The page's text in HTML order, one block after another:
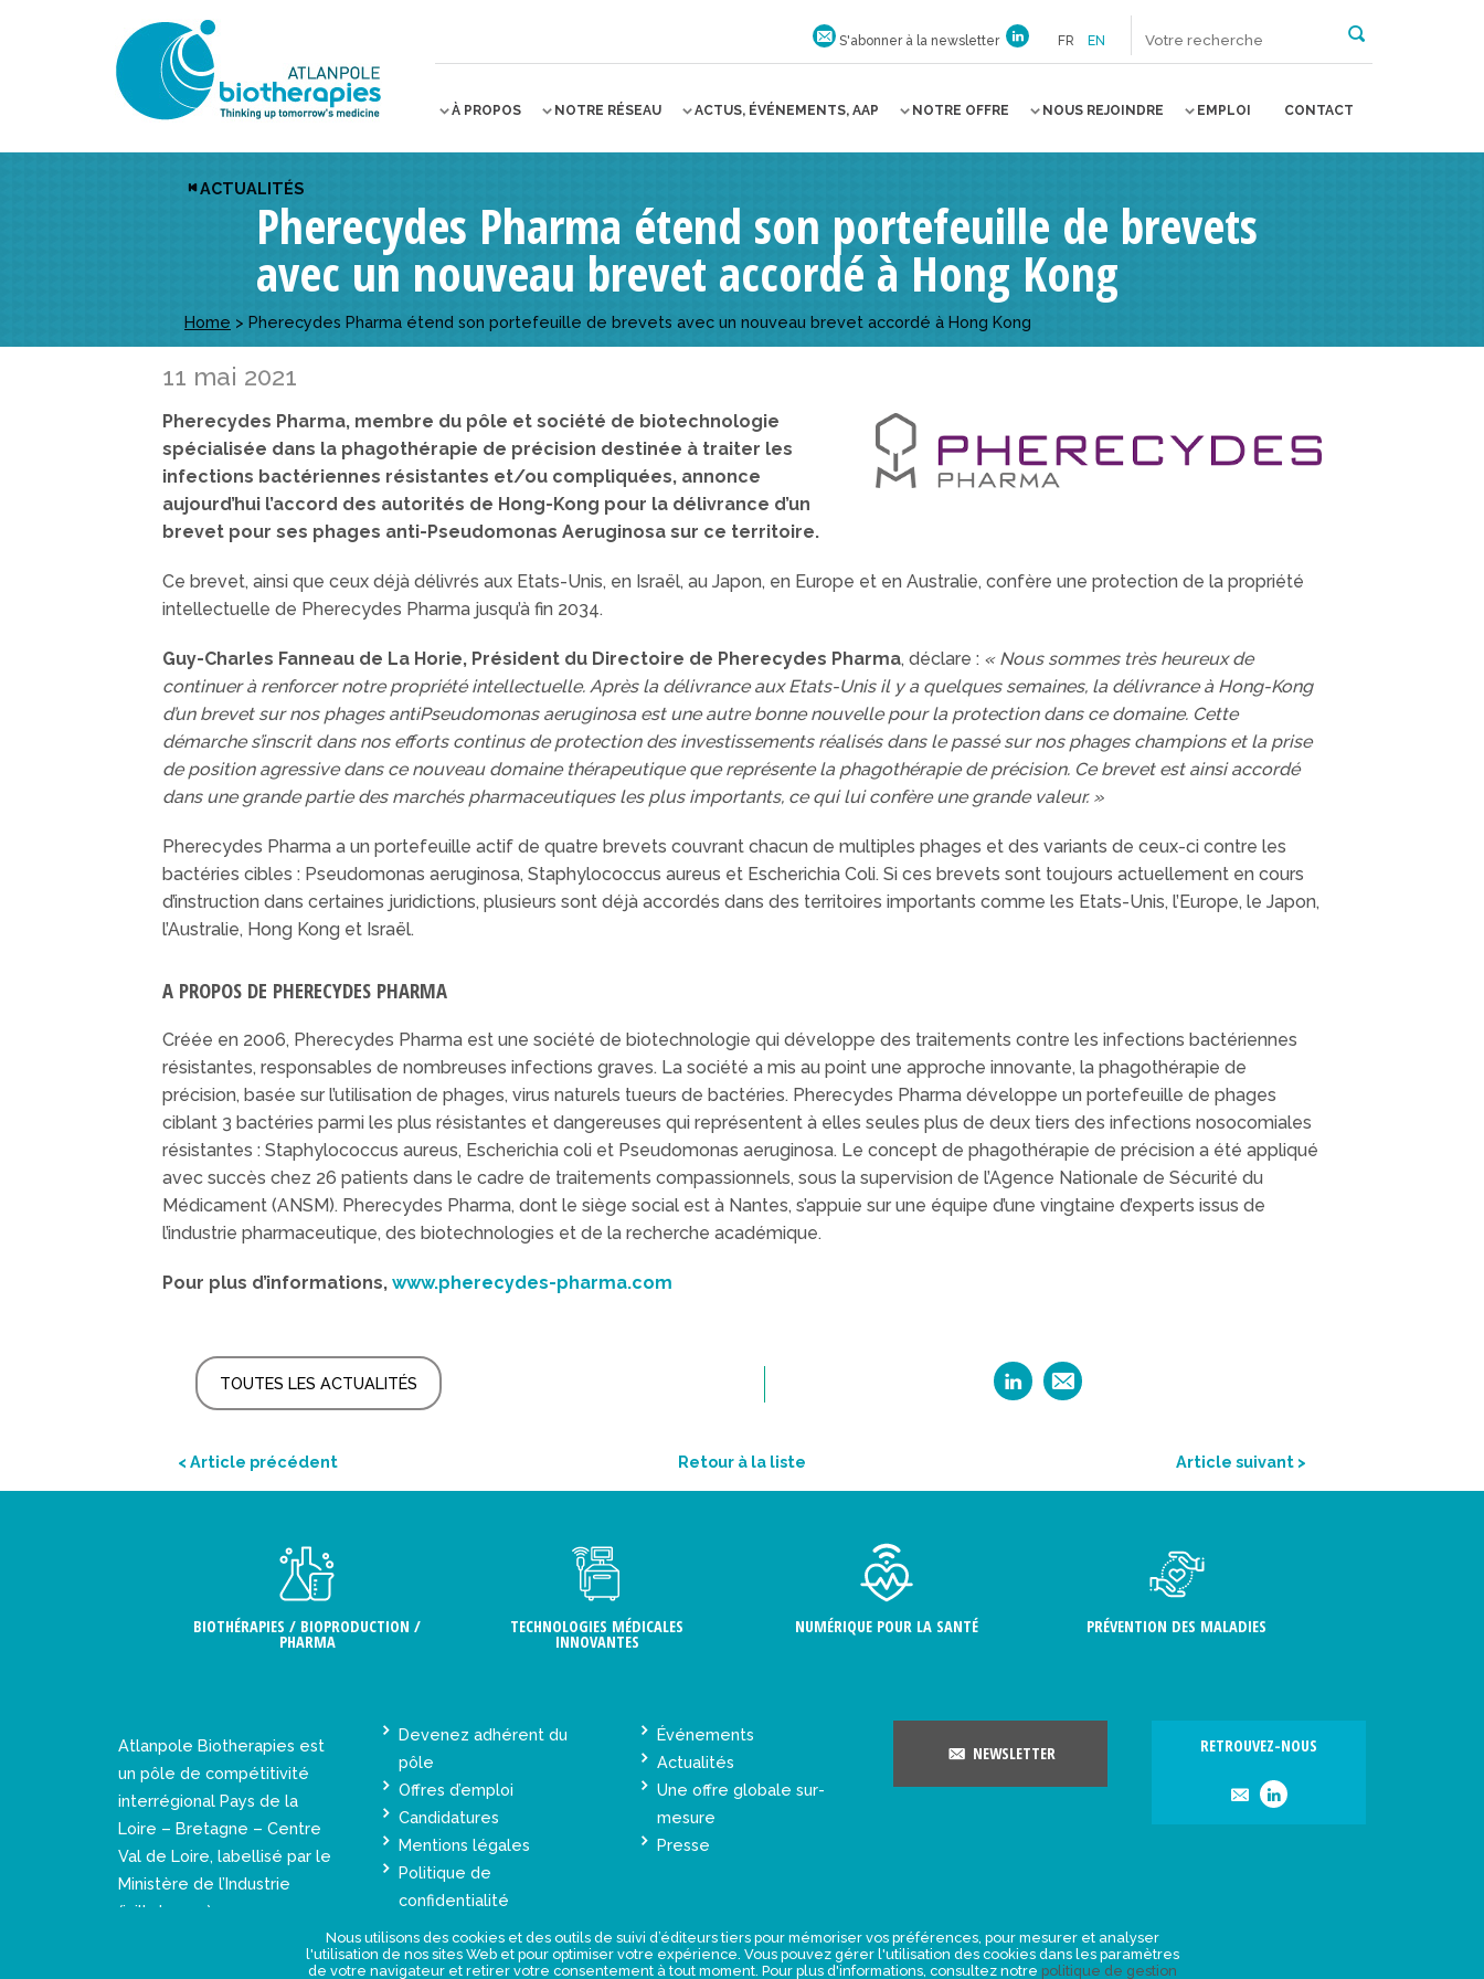
S'abonner à la newsletter FR EN
À PROPOS NOTRE RÉSEAU ACTUS, ÉVÉNEMENTS, AAP NOTRE OFFRE NOUS REJOINDRE EMPLOI CONTACT
ACTUALITÉS
Pherecydes Pharma étend son portefeuille de brevets
avec un nouveau brevet accordé à Hong Kong
Home > Pherecydes Pharma étend son portefeuille de brevets avec un nouveau brevet accordé à Hong Kong
11 mai 2021
Pherecydes Pharma, membre du pôle et société de biotechnologie
spécialisée dans la phagothérapie de précision destinée à traiter les
infections bactériennes résistantes et/ou compliquées, annonce
aujourd’hui l’accord des autorités de Hong-Kong pour la délivrance d’un
brevet pour ses phages anti-Pseudomonas Aeruginosa sur ce territoire.
Ce brevet, ainsi que ceux déjà délivrés aux Etats-Unis, en Israël, au Japon, en Europe et en Australie, confère une protection de la propriété
intellectuelle de Pherecydes Pharma jusqu’à fin 2034.
Guy-Charles Fanneau de La Horie, Président du Directoire de Pherecydes Pharma, déclare : « Nous sommes très heureux de
continuer à renforcer notre propriété intellectuelle. Après la délivrance aux Etats-Unis il y a quelques semaines, la délivrance à Hong-Kong
d’un brevet sur nos phages antiPseudomonas aeruginosa est une autre bonne nouvelle pour la protection dans ce domaine. Cette
démarche s’inscrit dans nos efforts continus de protection des investissements réalisés dans le passé sur nos phages champions et la prise
de position agressive dans ce nouveau domaine thérapeutique que représente la phagothérapie de précision. Ce brevet est ainsi accordé
dans une grande partie des marchés pharmaceutiques les plus importants, ce qui lui confère une grande valeur. »
Pherecydes Pharma a un portefeuille actif de quatre brevets couvrant chacun de multiples phages et des variants de ceux-ci contre les
bactéries cibles : Pseudomonas aeruginosa, Staphylococcus aureus et Escherichia Coli. Si ces brevets sont toujours actuellement en cours
d’instruction dans certaines juridictions, plusieurs sont déjà accordés dans des territoires importants comme les Etats-Unis, l’Europe, le Japon,
l’Australie, Hong Kong et Israël.
A PROPOS DE PHERECYDES PHARMA
Créée en 2006, Pherecydes Pharma est une société de biotechnologie qui développe des traitements contre les infections bactériennes
résistantes, responsables de nombreuses infections graves. La société a mis au point une approche innovante, la phagothérapie de
précision, basée sur l’utilisation de phages, virus naturels tueurs de bactéries. Pherecydes Pharma développe un portefeuille de phages
ciblant 3 bactéries parmi les plus résistantes et dangereuses qui représentent à elles seules plus de deux tiers des infections nosocomiales
résistantes : Staphylococcus aureus, Escherichia coli et Pseudomonas aeruginosa. Le concept de phagothérapie de précision a été appliqué
avec succès chez 26 patients dans le cadre de traitements compassionnels, sous la supervision de l’Agence Nationale de Sécurité du
Médicament (ANSM). Pherecydes Pharma, dont le siège social est à Nantes, s’appuie sur une équipe d’une vingtaine d’experts issus de
l’industrie pharmaceutique, des biotechnologies et de la recherche académique.
Pour plus d’informations, www.pherecydes-pharma.com
TOUTES LES ACTUALITÉS
< Article précédent Retour à la liste Article suivant >
BIOTHÉRAPIES / BIOPRODUCTION /
PHARMA
TECHNOLOGIES MÉDICALES
INNOVANTES
NUMÉRIQUE POUR LA SANTÉ PRÉVENTION DES MALADIES
Atlanpole Biotherapies est
un pôle de compétitivité
interrégional Pays de la
Loire – Bretagne – Centre
Val de Loire, labellisé par le
Ministère de l’Industrie
(juillet 2005).
Devenez adhérent du
pôle
Offres d’emploi
Candidatures
Mentions légales
Politique de
confidentialité
Événements
Actualités
Une offre globale sur-
mesure
Presse
NEWSLETTER RETROUVEZ-NOUS
Nous utilisons des cookies et des outils de suivi d’éditeurs tiers pour mémoriser vos préférences, pour mesurer et analyser
l'utilisation de nos sites Web et pour optimiser votre expérience. Vous pouvez gérer l'utilisation des cookies dans les paramètres
de votre navigateur et retirer votre consentement à tout moment. Pour plus d'informations, consultez notre politique de gestion